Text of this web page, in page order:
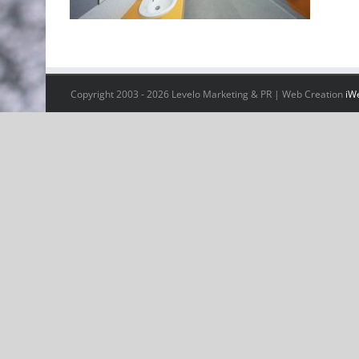
Copyright 2003 -2026 Levelo Marketing & PR | Web Creation